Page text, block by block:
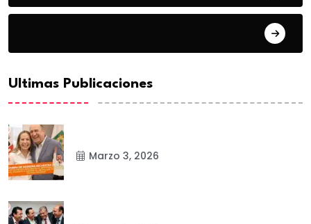
Ultimas Publicaciones
Marzo 3, 2026